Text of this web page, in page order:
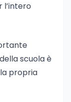
scuola è
propria